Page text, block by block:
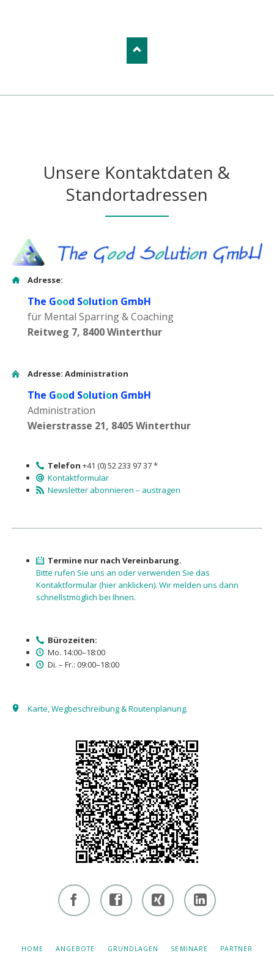
Unsere Kontaktdaten &
Standortadressen
Adresse:
The Good Solution GmbH
für Mental Sparring & Coaching
Reitweg 7, 8400 Winterthur
Adresse: Administration
The Good Solution GmbH
Administration
Weierstrasse 21, 8405 Winterthur
Telefon +41 (0) 52 233 97 37 *
Kontaktformular
Newsletter abonnieren – austragen
Termine nur nach Vereinbarung.
Bitte rufen Sie uns an oder verwenden Sie das
Kontaktformular (hier anklicken). Wir melden uns dann
schnellstmöglich bei Ihnen.
Bürozeiten:
Mo. 14:00–18:00
Di. – Fr.: 09:00–18:00
Karte, Wegbeschreibung & Routenplanung.
zentrum
zentrum
Hiltebrand Hiltebrand
NAVIGATION
HOME ANGEBOTE GRUNDLAGEN SEMINARE PARTNER